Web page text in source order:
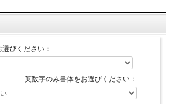
びください：
英数字のみ書体をお選びください：